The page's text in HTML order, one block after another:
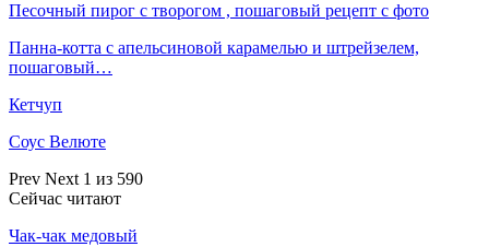
Песочный пирог с творогом , пошаговый рецепт с фото
Панна-котта с апельсиновой карамелью и штрейзелем,
пошаговый…
Кетчуп
Соус Велюте
Prev Next 1 из 590
Сейчас читают
Чак-чак медовый